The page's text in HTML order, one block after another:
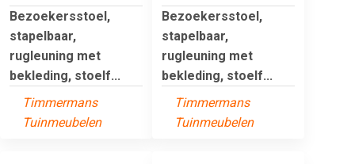
Bezoekersstoel,
stapelbaar,
rugleuning met
bekleding, stoelf...
Timmermans
Tuinmeubelen
Bezoekersstoel,
stapelbaar,
rugleuning met
bekleding, stoelf...
Timmermans
Tuinmeubelen